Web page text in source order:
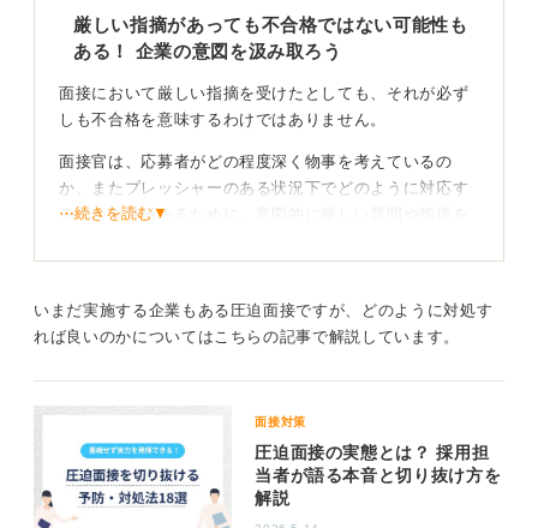
厳しい指摘があっても不合格ではない可能性も
ある！ 企業の意図を汲み取ろう
面接において厳しい指摘を受けたとしても、それが必ず
しも不合格を意味するわけではありません。
面接官は、応募者がどの程度深く物事を考えているの
か、またプレッシャーのある状況下でどのように対応す
るのかを見極めるために、意図的に厳しい質問や指摘を
ち込む必要はありません。
大切なのは、なぜそのような指摘をされたのか、そして
今後どのように改善できるのかを前向きに振り返ること
です。
⋯続きを読む▼
いまだ実施する企業もある圧迫面接ですが、どのように対処す
れば良いのかについてはこちらの記事で解説しています。
面接対策
圧迫面接の実態とは？ 採用担
当者が語る本音と切り抜け方を
解説